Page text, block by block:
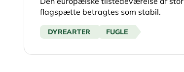
flagspætte betragtes som stabil.
DYREARTER FUGLE